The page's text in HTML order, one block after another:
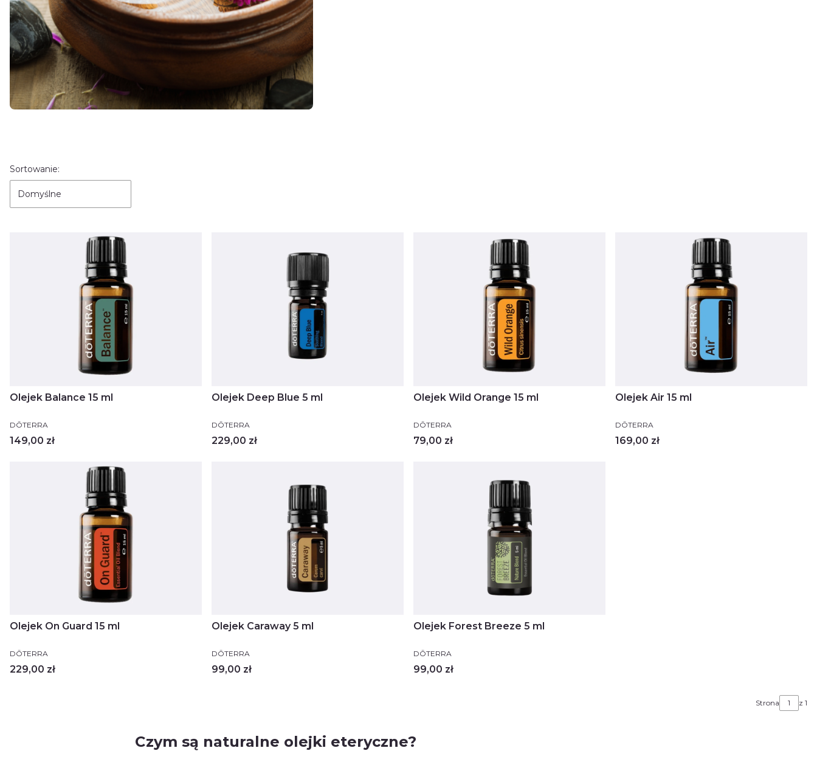
Lista produktów
Sortowanie:
Domyślne
Olejek Balance 15 ml
PRODUCENT
DŌTERRA
Cena
149,00 zł
Olejek Deep Blue 5 ml
PRODUCENT
DŌTERRA
Cena
229,00 zł
Olejek Wild Orange 15 ml
PRODUCENT
DŌTERRA
Cena
79,00 zł
Olejek Air 15 ml
PRODUCENT
DŌTERRA
Cena
169,00 zł
Olejek On Guard 15 ml
PRODUCENT
DŌTERRA
Cena
229,00 zł
Olejek Caraway 5 ml
PRODUCENT
DŌTERRA
Cena
99,00 zł
Olejek Forest Breeze 5 ml
PRODUCENT
DŌTERRA
Cena
99,00 zł
Strona z 1
Czym są naturalne olejki eteryczne?